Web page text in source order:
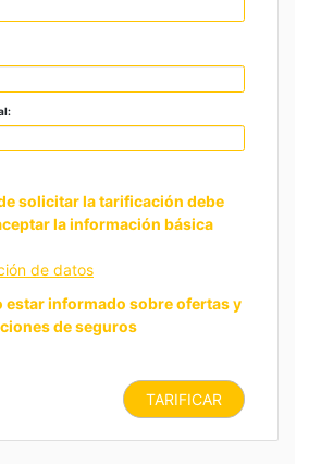
solicitar la tarificación debe
la información básica
de datos
estar informado sobre ofertas y
de seguros
TARIFICAR